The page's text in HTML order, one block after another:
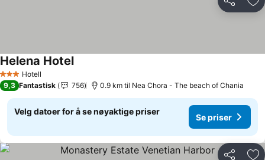
Del
3 StjernerHotell
Helena HotelSe priser
9,3 Fantastisk 756 0.9 km til Nea Chora - The beach of Chania
Velg datoer for å se nøyaktige priser
Se priser